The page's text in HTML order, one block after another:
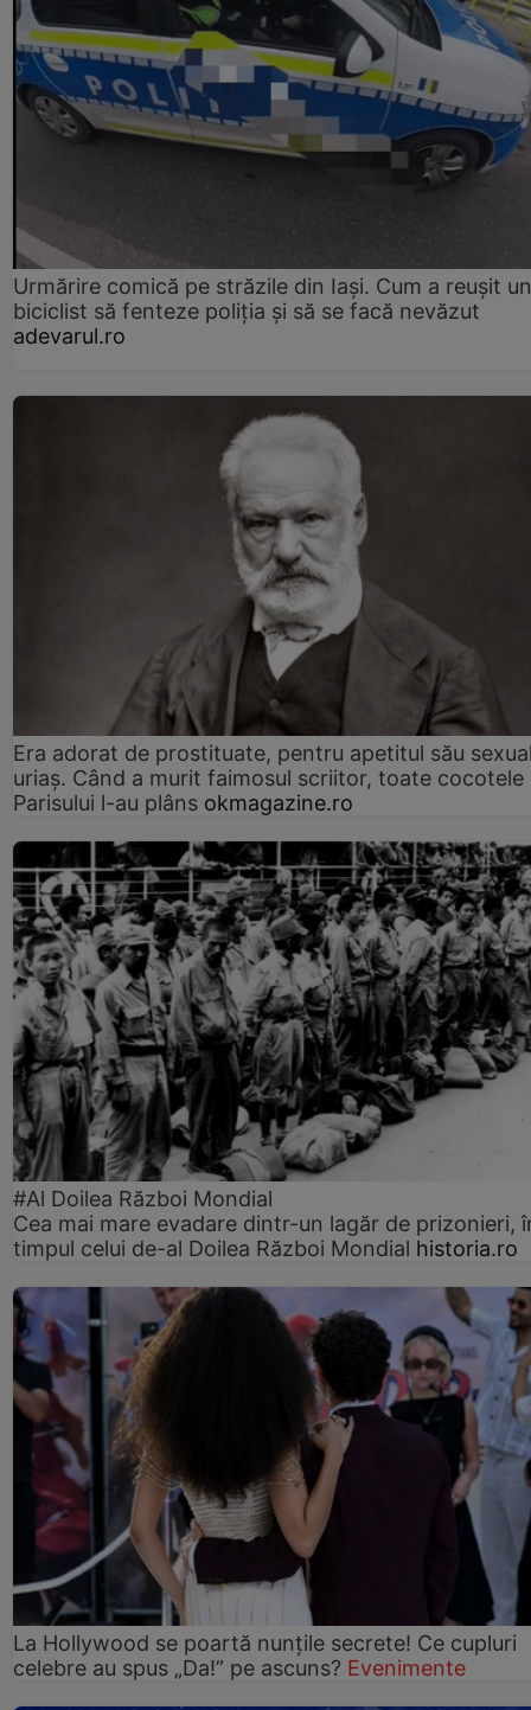
Urmărire comică pe străzile din Iași. Cum a reușit un
biciclist să fenteze poliția și să se facă nevăzut
adevarul.ro
Era adorat de prostituate, pentru apetitul său
uriaș. Când a murit faimosul scriitor, toate cocotele
Parisului l-au plâns okmagazine.ro
#Al Doilea Război Mondial
Cea mai mare evadare dintr-un lagăr de prizonieri,
timpul celui de-al Doilea Război Mondial historia.ro
La Hollywood se poartă nunțile secrete! Ce cupluri
celebre au spus „Da!” pe ascuns? Evenimente